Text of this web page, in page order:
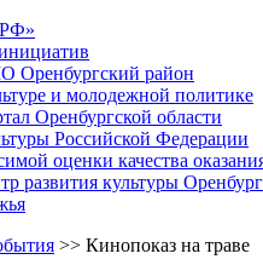
Оренбургский район
и молодежной политике
Оренбургской области
Российской Федерации
оценки качества
развития культуры
>> Кинопоказ на траве